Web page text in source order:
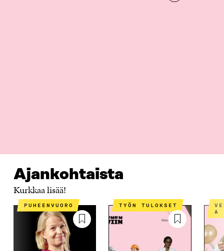
Ajankohtaista
Kurkkaa lisää!
PUHEENVUORO TYÖN TULOKSET
VERKKOTAPAHTUM
A